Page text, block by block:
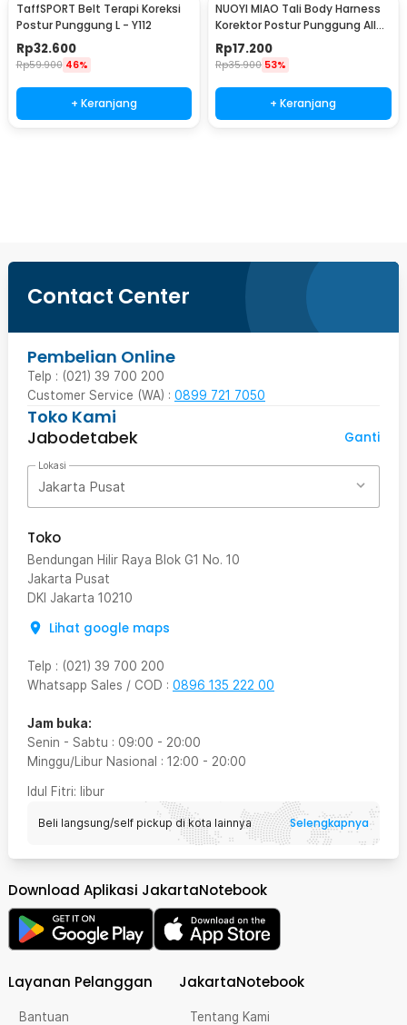
TaffSPORT Belt Terapi Koreksi
Postur Punggung L - Y112
Rp32.600
Rp59.900 46%
+ Keranjang
NUOYI MIAO Tali Body Harness
Korektor Postur Punggung All
Size - NY-15
Rp17.200
Rp35.900 53%
+ Keranjang
Contact Center
Pembelian Online
Telp : (021) 39 700 200
Customer Service (WA) : 0899 721 7050
Toko Kami
Jabodetabek
Ganti
Lokasi
Jakarta Pusat
Toko
Bendungan Hilir Raya Blok G1 No. 10
Jakarta Pusat
DKI Jakarta 10210
Lihat google maps
Telp : (021) 39 700 200
Whatsapp Sales / COD : 0896 135 222 00
Jam buka:
Senin - Sabtu : 09:00 - 20:00
Minggu/Libur Nasional : 12:00 - 20:00
Idul Fitri: libur
Beli langsung/self pickup di kota lainnya Selengkapnya
Download Aplikasi JakartaNotebook
Layanan Pelanggan
Bantuan
JakartaNotebook
Tentang Kami